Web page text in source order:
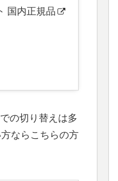
国内正規品
の切り替えは多
ならこちらの方